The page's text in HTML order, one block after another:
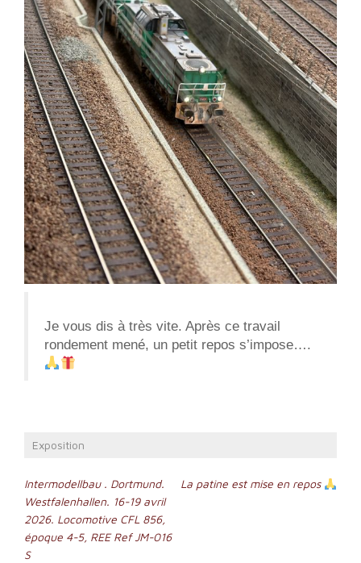
Je vous dis à très vite. Après ce travail
rondement mené, un petit repos s’impose….
Exposition
Navigation
de
l’article
Intermodellbau . Dortmund.
Westfalenhallen. 16-19 avril
2026. Locomotive CFL 856,
époque 4-5, REE Ref JM-016
S
La patine est mise en repos